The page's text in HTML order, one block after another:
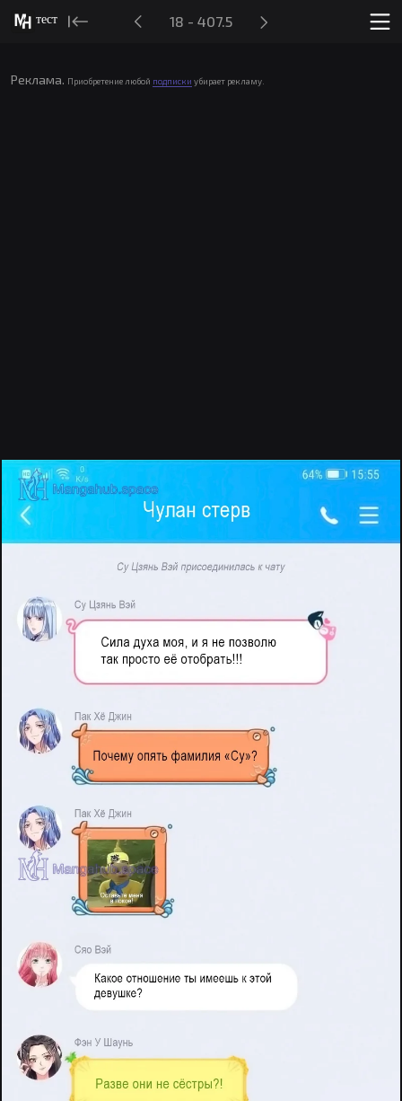
тест 18 - 407.5
Реклама. Приобретение любой подписки убирает рекламу.